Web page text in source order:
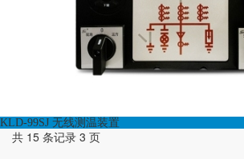
KLD-99SJ 无线测温装置
共 15 条记录 3 页